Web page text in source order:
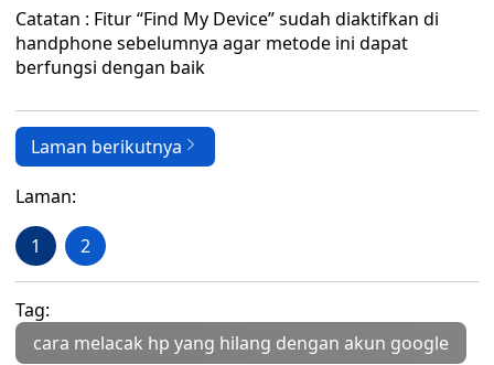
Catatan : Fitur “Find My Device” sudah diaktifkan di
handphone sebelumnya agar metode ini dapat
berfungsi dengan baik
Laman berikutnya
Laman:
1 2
Tag:
cara melacak hp yang hilang dengan akun google